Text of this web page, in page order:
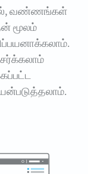
வண்ணங்கள்
மூலம்